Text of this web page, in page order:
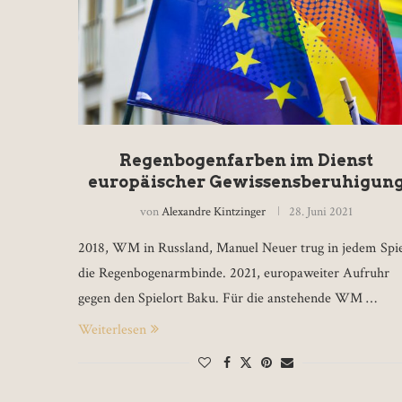
Regenbogenfarben im Dienst
europäischer
vonAlexandre Kintzinger 28. Juni 2021
2018, WM in Russland, Manuel Neuer trug in jedem
die Regenbogenarmbinde. 2021, europaweiter Aufruhr
gegen den Spielort Baku. Für die anstehende WM …
Weiterlesen